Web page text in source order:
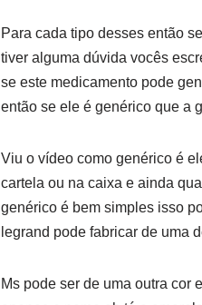
Para cada tipo desses então
tiver alguma dúvida vocês
se este medicamento pode
então se ele é genérico que a
Viu o vídeo como genérico é
cartela ou na caixa e ainda
genérico é bem simples isso
legrand pode fabricar de uma
Ms pode ser de uma outra cor